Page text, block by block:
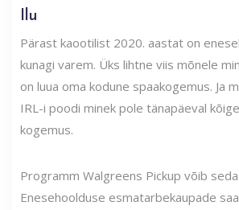
Ilu
Pärast kaootilist 2020. aastat on
kunagi varem. Üks lihtne viis mõnele
on luua oma kodune spaakogemus. Ja
IRL-i poodi minek pole tänapäeval
kogemus.
Programm Walgreens Pickup võib
Enesehoolduse esmatarbekaupade